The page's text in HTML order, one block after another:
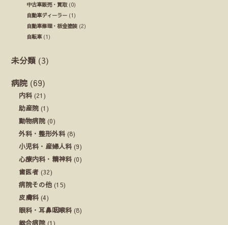
中古車販売・買取 (0)
自動車ディーラー (1)
自動車修理・板金塗装 (2)
自転車(1)
未分類 (3)
病院 (69)
内科 (21)
助産院 (1)
動物病院 (0)
外科・整形外科 (8)
小児科・産婦人科 (9)
心療内科・精神科 (0)
歯医者 (32)
病院その他 (15)
皮膚科 (4)
眼科・耳鼻咽喉科 (8)
総合病院 (1)